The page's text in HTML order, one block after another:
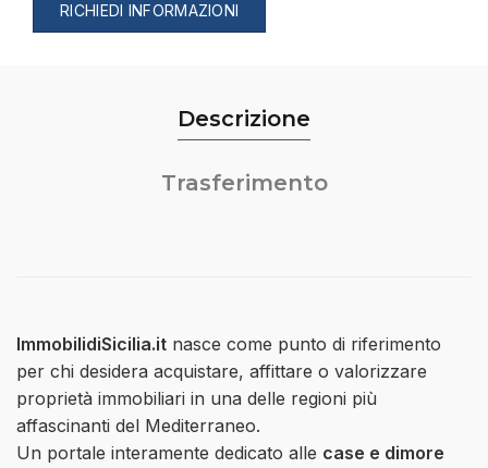
RICHIEDI INFORMAZIONI
Descrizione
Trasferimento
ImmobilidiSicilia.it nasce come punto di riferimento
per chi desidera acquistare, affittare o valorizzare
proprietà immobiliari in una delle regioni più
affascinanti del Mediterraneo.
Un portale interamente dedicato alle case e dimore